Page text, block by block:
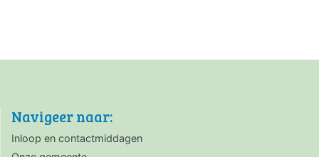
Navigeer naar:
Inloop en contactmiddagen